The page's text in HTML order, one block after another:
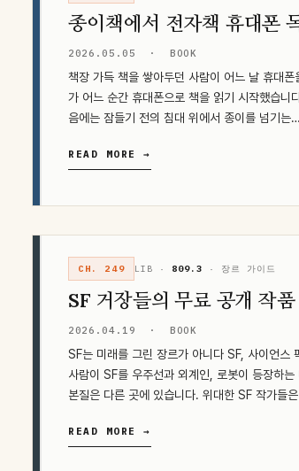
종이책에서 전자책 휴대폰
2026.05.05 · BOOK
책장 가득 책을 쌓아두던 사람이 어느 날 휴대
가 어느 순간 휴대폰으로 책을 읽기 시작했습
음에는 잠들기 전의 침대 위에서 종이를 넘기는…
READ MORE →
CH. 249 LIB · 809.3 · 장르 가이드
SF 거장들의 무료 공개 작
2026.04.19 · BOOK
SF는 미래를 그린 장르가 아니다 SF, 사이언스
사람이 SF를 우주선과 외계인, 로봇이 등장하
본질은 다른 곳에 있습니다. 위대한 SF 작가들
READ MORE →